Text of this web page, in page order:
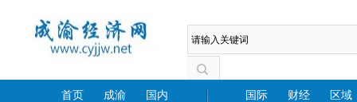
首页 成渝
国内
国际 财经
区域